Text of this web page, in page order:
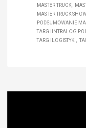
MASTER TRUCK
MASTER TRUCK
PODSUMOWANIE
TARGI INTRALOG
TARGI LOGISTYKI